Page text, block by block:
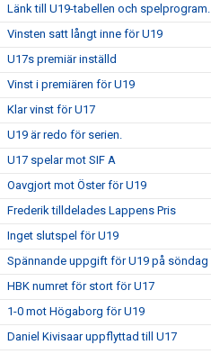
Länk till U19-tabellen och spelprogram.
Vinsten satt långt inne för U19
U17s premiär inställd
Vinst i premiären för U19
Klar vinst för U17
U19 är redo för serien.
U17 spelar mot SIF A
Oavgjort mot Öster för U19
Frederik tilldelades Lappens Pris
Inget slutspel för U19
Spännande uppgift för U19 på söndag
HBK numret för stort för U17
1-0 mot Högaborg för U19
Daniel Kivisaar uppflyttad till U17